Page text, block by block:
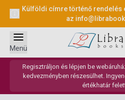
Külföldi címre történő rendelés
az
Regisztráljon és lépjen be
kedvezményben részesülhet.
értékhatár
Menü